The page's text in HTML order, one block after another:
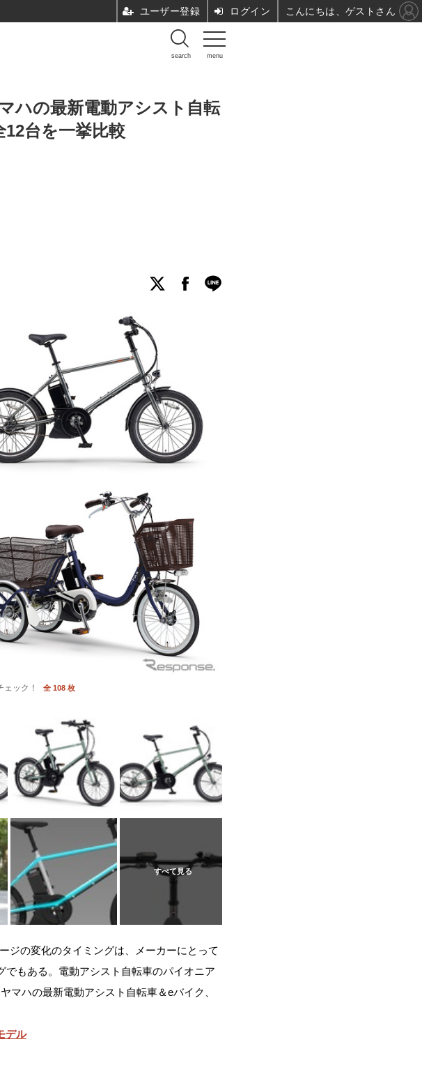
menu
search
ハの最新電動アシスト自転
台を一挙比較
ック！ 全 108 枚
ジの変化のタイミングは、メーカーにとって
でもある。電動アシスト自転車のパイオニア
マハの最新電動アシスト自転車＆eバイク、
デル
ユーザー登録 ログイン こんにちは、ゲストさん